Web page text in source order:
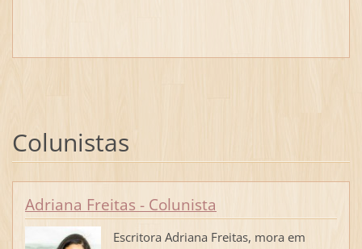
Colunistas
Adriana Freitas - Colunista
Escritora Adriana Freitas, mora em